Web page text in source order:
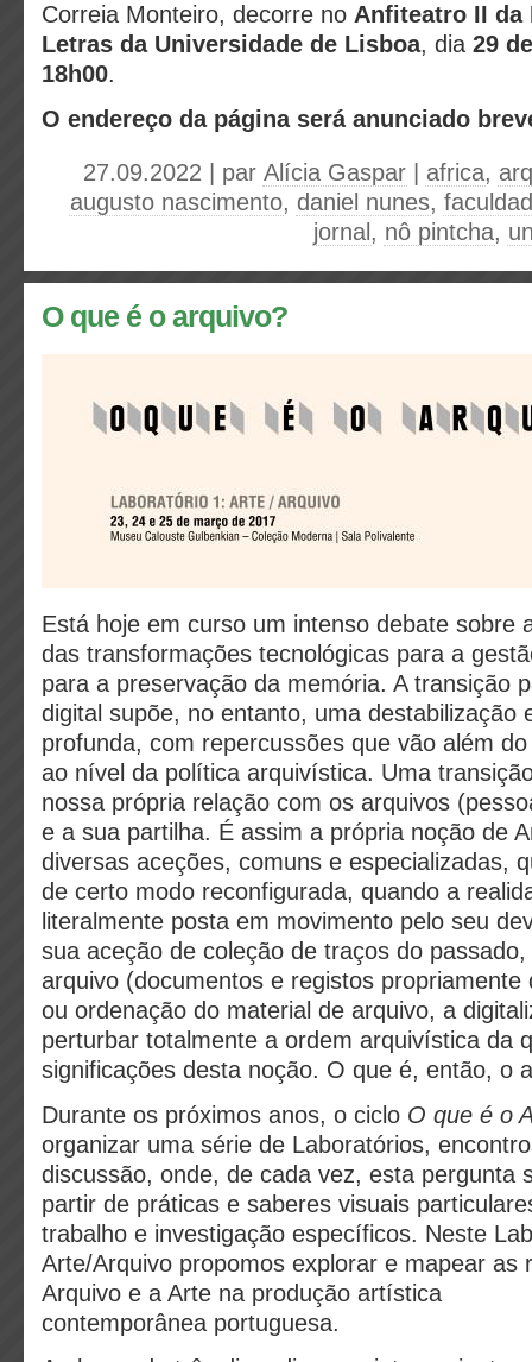
Correia Monteiro, decorre no Anfiteatro II da
Letras da Universidade de Lisboa, dia 29
18h00.
O endereço da página será anunciado
27.09.2022 | par Alícia Gaspar africa,
augusto nascimento, daniel nunes,
jornal , nô pintcha,
O que é o arquivo?
Está hoje em curso um intenso debate sobre
das transformações tecnológicas para a
para a preservação da memória. A transição
digital supõe, no entanto, uma destabilização
profunda, com repercussões que vão além
ao nível da política arquivística. Uma
nossa própria relação com os arquivos
e a sua partilha. É assim a própria noção de
diversas aceções, comuns e especializadas,
de certo modo reconfigurada, quando a
literalmente posta em movimento pelo seu
sua aceção de coleção de traços do passado,
arquivo (documentos e registos
ou ordenação do material de arquivo, a
perturbar totalmente a ordem arquivística da
significações desta noção. O que é, então, o
Durante os próximos anos, o ciclo O que é o
organizar uma série de Laboratórios,
discussão, onde, de cada vez, esta pergunta
partir de práticas e saberes visuais
trabalho e investigação específicos. Neste
Arte/Arquivo propomos explorar e mapear as
Arquivo e a Arte na produção artística
contemporânea portuguesa.